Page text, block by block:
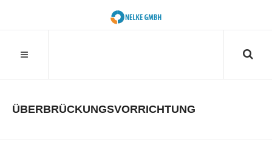
ÜBERBRÜCKUNGSVORRICHTUNG